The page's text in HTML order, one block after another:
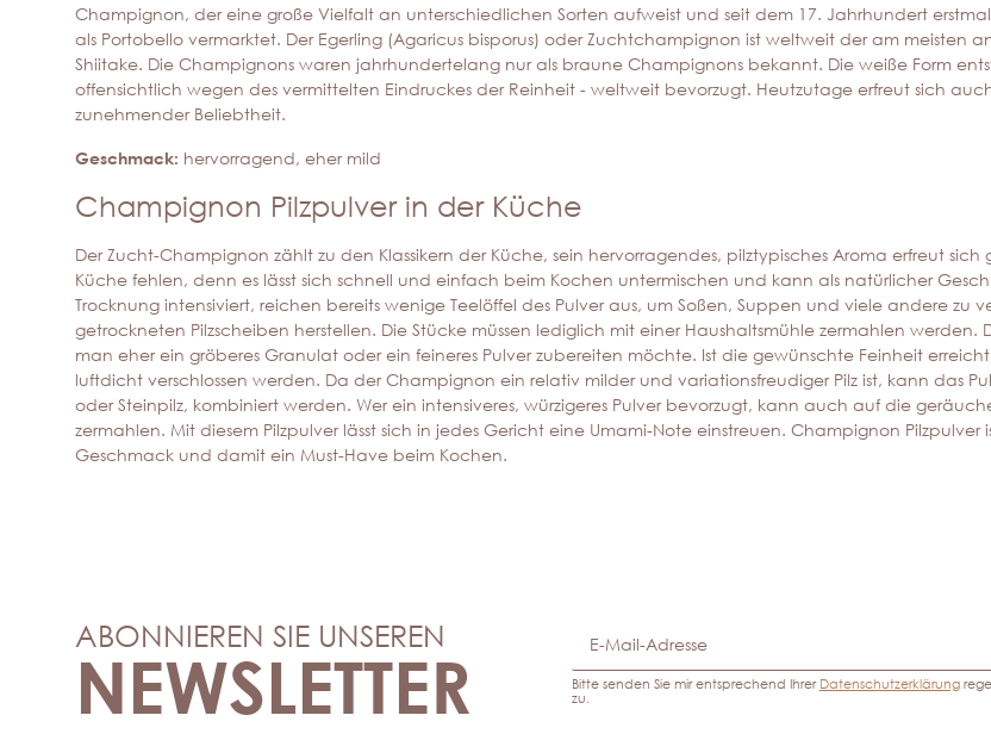
Champignon, der eine große Vielfalt an unterschiedlichen Sorten aufweist und seit dem 17. Jahrhundert
als Portobello vermarktet. Der Egerling (Agaricus bisporus) oder Zuchtchampignon ist weltweit der am meisten
Shiitake. Die Champignons waren jahrhundertelang nur als braune Champignons bekannt. Die weiße Form
offensichtlich wegen des vermittelten Eindruckes der Reinheit - weltweit bevorzugt. Heutzutage erfreut sich
zunehmender Beliebtheit.
Geschmack: hervorragend, eher mild
Champignon Pilzpulver in der Küche
Der Zucht-Champignon zählt zu den Klassikern der Küche, sein hervorragendes, pilztypisches Aroma erfreut
Küche fehlen, denn es lässt sich schnell und einfach beim Kochen untermischen und kann als natürlicher
Trocknung intensiviert, reichen bereits wenige Teelöffel des Pulver aus, um Soßen, Suppen und viele andere zu
getrockneten Pilzscheiben herstellen. Die Stücke müssen lediglich mit einer Haushaltsmühle zermahlen
man eher ein gröberes Granulat oder ein feineres Pulver zubereiten möchte. Ist die gewünschte Feinheit
luftdicht verschlossen werden. Da der Champignon ein relativ milder und variationsfreudiger Pilz ist, kann das
oder Steinpilz, kombiniert werden. Wer ein intensiveres, würzigeres Pulver bevorzugt, kann auch auf die
zermahlen. Mit diesem Pilzpulver lässt sich in jedes Gericht eine Umami-Note einstreuen. Champignon
Geschmack und damit ein Must-Have beim Kochen.
ABONNIEREN SIE UNSEREN
NEWSLETTER Bitte senden Sie mir entsprechend Ihrer Datenschutzerklärung
zu.